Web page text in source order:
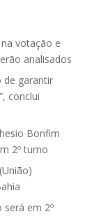
votação e
analisados
de garantir
conclui
Bonfim
2º turno
em 2º